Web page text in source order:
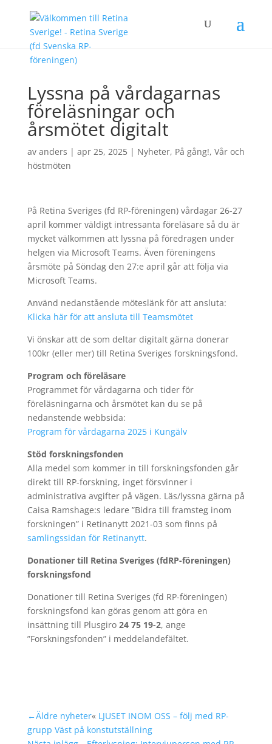
Lyssna på vårdagarnas
föreläsningar och
årsmötet digitalt
av anders | apr 25, 2025| Nyheter, På gång!, Vår och
höstmöten
På Retina Sveriges (fd RP-föreningen) vårdagar 26-27
april kommer väldigt intressanta föreläsare så du är
mycket välkommen att lyssna på föredragen under
helgen via Microsoft Teams. Även föreningens
årsmöte på Söndag den 27:e april går att följa via
Microsoft Teams.
Använd nedanstående möteslänk för att ansluta:
Klicka här för att ansluta till Teamsmötet
Vi önskar att de som deltar digitalt gärna donerar
100kr (eller mer) till Retina Sveriges forskningsfond.
Program och föreläsare
Programmet för vårdagarna och tider för
föreläsningarna och årsmötet kan du se på
nedanstende webbsida:
Program för vårdagarna 2025 i Kungälv
Stöd forskningsfonden
Alla medel som kommer in till forskningsfonden går
direkt till RP-forskning, inget försvinner i
administrativa avgifter på vägen. Läs/lyssna gärna på
Caisa Ramshage:s ledare ”Bidra till framsteg inom
forskningen” i Retinanytt 2021-03 som finns på
samlingssidan för Retinanytt.
Donationer till Retina Sveriges (fdRP-föreningen)
forskningsfond
Donationer till Retina Sveriges (fd RP-föreningen)
forskningsfond kan göras genom att göra en
insättning till Plusgiro 24 75 19-2, ange
”Forskningsfonden” i meddelandefältet.
←Äldre nyheter« LJUSET INOM OSS – följ med RP-
grupp Väst på konstutställning